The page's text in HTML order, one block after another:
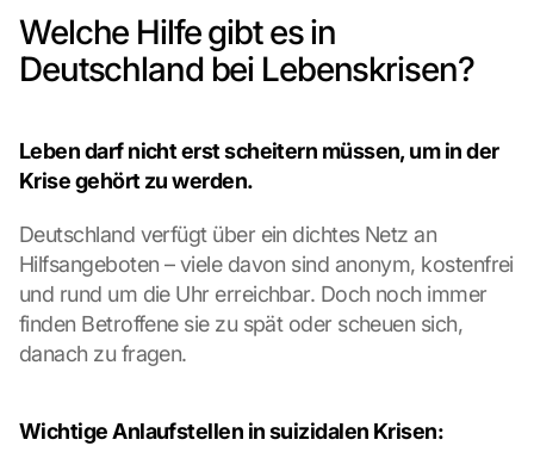
Welche Hilfe gibt es in
Deutschland bei Lebenskrisen?
Leben darf nicht erst scheitern müssen, um in der
Krise gehört zu werden.
Deutschland verfügt über ein dichtes Netz an
Hilfsangeboten – viele davon sind anonym, kostenfrei
und rund um die Uhr erreichbar. Doch noch immer
finden Betroffene sie zu spät oder scheuen sich,
danach zu fragen.
Wichtige Anlaufstellen in suizidalen Krisen: